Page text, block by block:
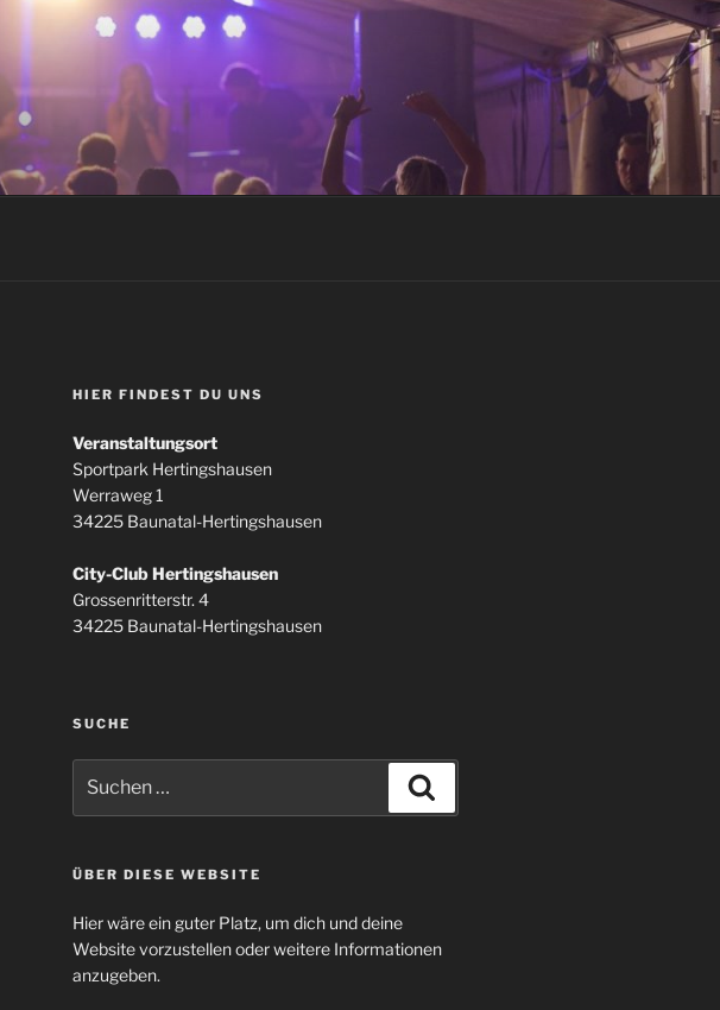
HIER FINDEST DU UNS
Veranstaltungsort
Sportpark Hertingshausen
Werraweg 1
34225 Baunatal-Hertingshausen
City-Club Hertingshausen
Grossenritterstr. 4
34225 Baunatal-Hertingshausen
SUCHE
nach:
ÜBER DIESE WEBSITE
Hier wäre ein guter Platz, um dich und deine
Website vorzustellen oder weitere Informationen
anzugeben.